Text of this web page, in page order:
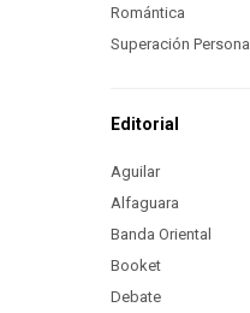
Romántica
Superación Personal
Editorial
Aguilar
Alfaguara
Banda Oriental
Booket
Debate